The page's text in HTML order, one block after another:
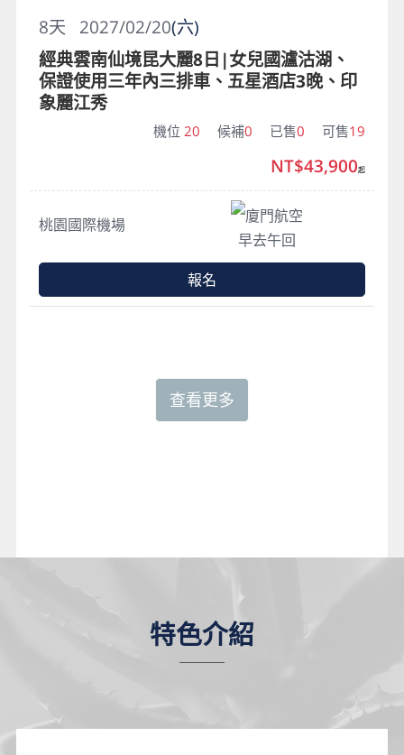
特色介紹
2027/02/20(六)
8天
經典雲南仙境昆大麗8日|女兒國瀘沽湖、
保證使用三年內三排車、五星酒店3晚、印
象麗江秀
機位 20 候補0 已售0 可售19
桃園國際機場
廈門航空
早去午回
NT$43,900起
報名
查看更多